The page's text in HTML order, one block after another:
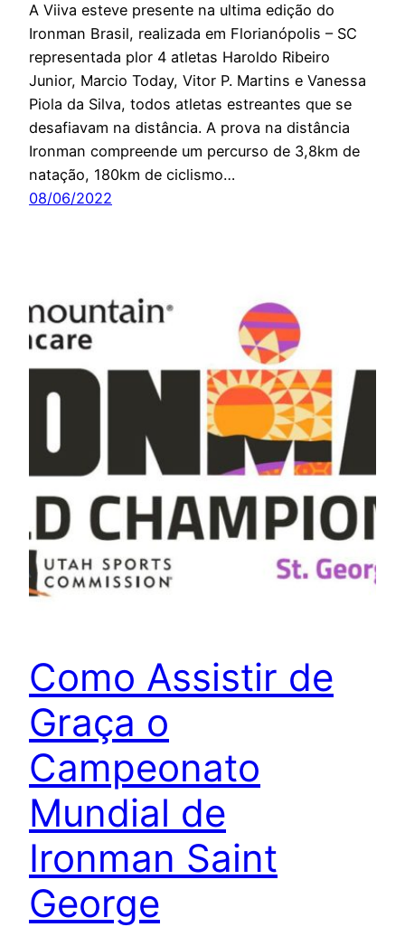
A Viiva esteve presente na ultima edição do
Ironman Brasil, realizada em Florianópolis – SC
representada plor 4 atletas Haroldo Ribeiro
Junior, Marcio Today, Vitor P. Martins e Vanessa
Piola da Silva, todos atletas estreantes que se
desafiavam na distância. A prova na distância
Ironman compreende um percurso de 3,8km de
natação, 180km de ciclismo…
08/06/2022
Como Assistir de
Graça o
Campeonato
Mundial de
Ironman Saint
George